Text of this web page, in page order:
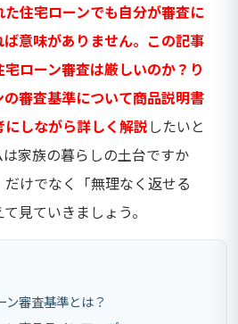
た住宅ローンでも自分が審査に
意味がありません。この記事
ローン審査は厳しいのか？り
審査基準について商品説明書
しながら詳しく解説したいと
家族の暮らしの土台ですか
けでなく「無理なく返せる
見ていきましょう。
ン審査基準とは？